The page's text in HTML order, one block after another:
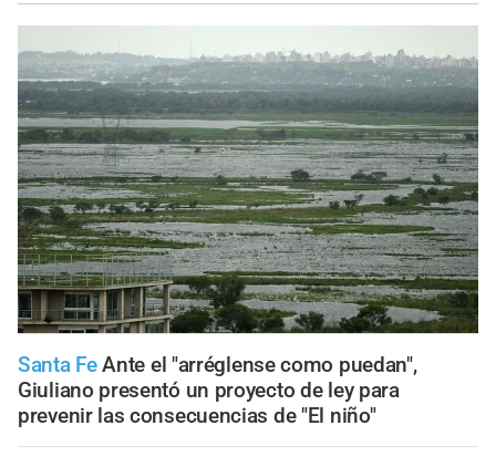
Santa Fe Ante el "arréglense como puedan",
Giuliano presentó un proyecto de ley para
prevenir las consecuencias de "El niño"